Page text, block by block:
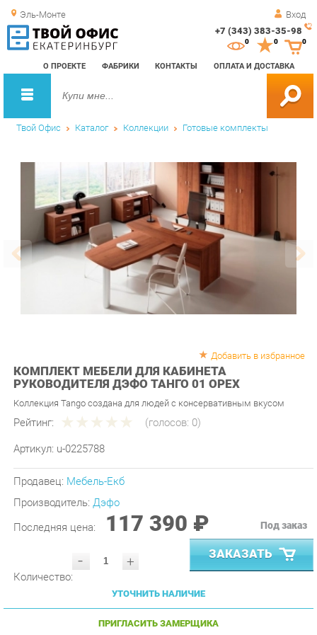
Эль-Монте Вход
+7 (343) 383-35-98
О ПРОЕКТЕ ФАБРИКИ КОНТАКТЫ ОПЛАТА И ДОСТАВКА
0 0
Твой Офис Каталог Коллекции Готовые комплекты
КОМПЛЕКТ МЕБЕЛИ ДЛЯ КАБИНЕТА
РУКОВОДИТЕЛЯ ДЭФО ТАНГО 01 ОРЕХ
Коллекция Tango создана для людей с консервативным вкусом
Рейтинг: (голосов:0)
u-0225788
Производитель:Дэфо
Последняя цена: 117 390 ₽
- ЗАКАЗАТЬ
УТОЧНИТЬ НАЛИЧИЕ
ПРИГЛАСИТЬ ЗАМЕРЩИКА
ГАРАНТИЯ ЛУЧШЕЙ ЦЕНЫ